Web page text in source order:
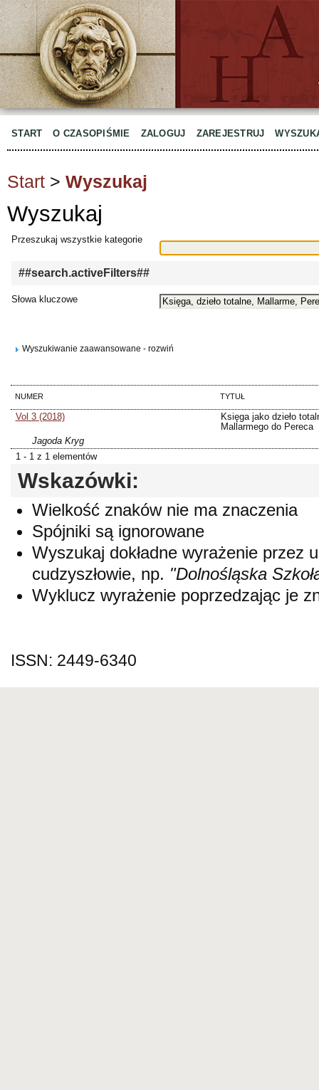
START O CZASOPIŚMIE ZALOGUJ ZAREJESTRUJ
Start > Wyszukaj
Wyszukaj
Przeszukaj wszystkie kategorie
##search.activeFilters##
Słowa kluczowe
Wyszukiwanie zaawansowane - rozwiń
NUMER TYTUŁ
Vol 3 (2018)
Księga jako dzieło
Mallarmego do Pereca
Jagoda Kryg
1 - 1 z 1 elementów
Wskazówki:
Wielkość znaków nie ma znaczenia
Spójniki są ignorowane
Wyszukaj dokładne wyrażenie przez
cudzyszłowie, np. "Dolnośląska
Wyklucz wyrażenie poprzedzając je
ISSN: 2449-6340